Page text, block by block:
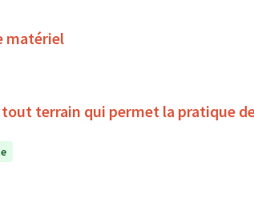
matériel
pratique de la